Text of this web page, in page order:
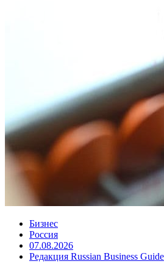
Бизнес
Россия
07.08.2026
Редакция Russian Business Guide